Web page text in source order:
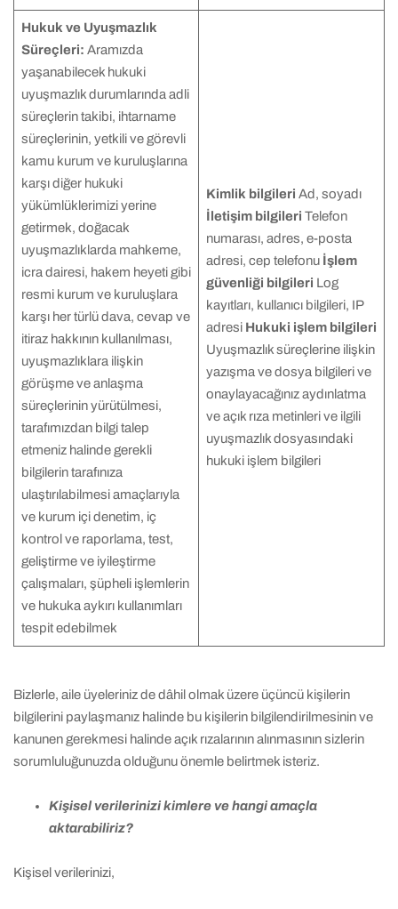
Hukuk ve Uyuşmazlık
Süreçleri: Aramızda
yaşanabilecek hukuki
uyuşmazlık durumlarında adli
süreçlerin takibi, ihtarname
süreçlerinin, yetkili ve görevli
kamu kurum ve kuruluşlarına
karşı diğer hukuki
yükümlüklerimizi yerine
getirmek, doğacak
uyuşmazlıklarda mahkeme,
icra dairesi, hakem heyeti gibi
resmi kurum ve kuruluşlara
karşı her türlü dava, cevap ve
itiraz hakkının kullanılması,
uyuşmazlıklara ilişkin
görüşme ve anlaşma
süreçlerinin yürütülmesi,
tarafımızdan bilgi talep
etmeniz halinde gerekli
bilgilerin tarafınıza
ulaştırılabilmesi amaçlarıyla
ve kurum içi denetim, iç
kontrol ve raporlama, test,
geliştirme ve iyileştirme
çalışmaları, şüpheli işlemlerin
ve hukuka aykırı kullanımları
tespit edebilmek
Kimlik bilgileri Ad, soyadı
İletişim bilgileri Telefon
numarası, adres, e-posta
adresi, cep telefonu İşlem
güvenliği bilgileri Log
kayıtları, kullanıcı bilgileri, IP
adresi Hukuki işlem bilgileri
Uyuşmazlık süreçlerine ilişkin
yazışma ve dosya bilgileri ve
onaylayacağınız aydınlatma
ve açık rıza metinleri ve ilgili
uyuşmazlık dosyasındaki
hukuki işlem bilgileri
Bizlerle, aile üyeleriniz de dâhil olmak üzere üçüncü kişilerin
bilgilerini paylaşmanız halinde bu kişilerin bilgilendirilmesinin ve
kanunen gerekmesi halinde açık rızalarının alınmasının sizlerin
sorumluluğunuzda olduğunu önemle belirtmek isteriz.
Kişisel verilerinizi kimlere ve hangi amaçla
aktarabiliriz?
Kişisel verilerinizi,